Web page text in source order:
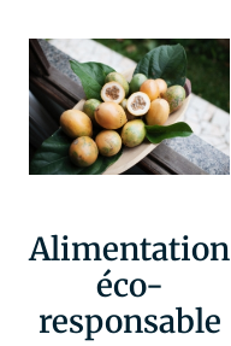
Alimentation
éco-
responsable